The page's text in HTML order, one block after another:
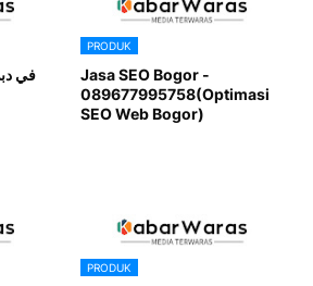
PRODUK
Jasa SEO Bogor -
089677995758(Optimasi
SEO Web Bogor)
PRODUK